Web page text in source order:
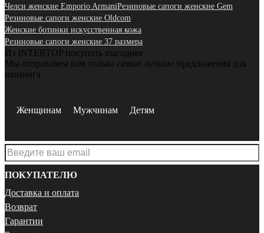
Челси женские Emporio ArmaniРезиновые сапоги женские Gem
Резиновые сапоги женские Oldcom
Женские ботинки искусственная кожа
Резиновые сапоги женские 37 размера
Из INTERTOP покупать выгоднее
Мы отправляем вам только самые лучшие предложения для
шопинга
Женщинам Мужчинам Детям
ПОКУПАТЕЛЮ
Доставка и оплата
Возврат
Гарантии